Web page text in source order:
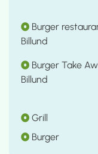
Burger
Billund
Burger Take
Billund
Grill
Burger